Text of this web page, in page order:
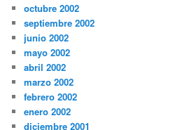
octubre 2002
septiembre 2002
junio 2002
mayo 2002
abril 2002
marzo 2002
febrero 2002
enero 2002
diciembre 2001